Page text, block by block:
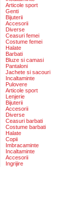
Articole sport
Genti
Bijuterii
Accesorii
Diverse
Ceasuri femei
Costume femei
Halate
Barbati
Bluze si camasi
Pantaloni
Jachete si sacouri
Incaltaminte
Pulovere
Articole sport
Lenjerie
Bijuterii
Accesorii
Diverse
Ceasuri barbati
Costume barbati
Halate
Copii
Imbracaminte
Incaltaminte
Accesorii
Ingrijire